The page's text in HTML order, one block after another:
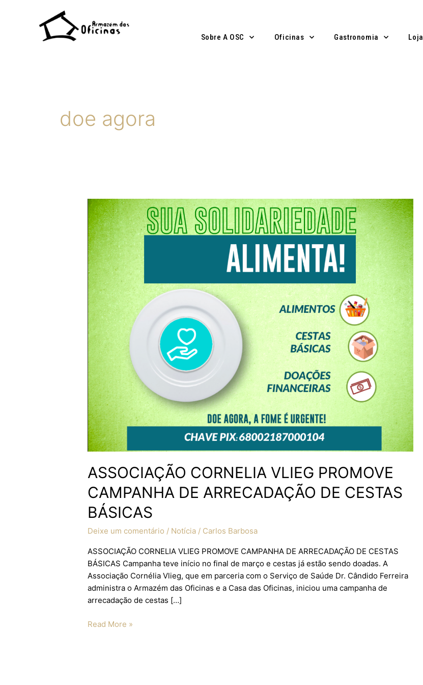
Sobre A OSC Oficinas Gastronomia Loja
doe agora
ASSOCIAÇÃO CORNELIA VLIEG PROMOVE
CAMPANHA DE ARRECADAÇÃO DE CESTAS
BÁSICAS
Deixe um comentário / Notícia / Carlos Barbosa
ASSOCIAÇÃO CORNELIA VLIEG PROMOVE CAMPANHA DE ARRECADAÇÃO DE CESTAS
BÁSICAS Campanha teve início no final de março e cestas já estão sendo doadas. A
Associação Cornélia Vlieg, que em parceria com o Serviço de Saúde Dr. Cândido Ferreira
administra o Armazém das Oficinas e a Casa das Oficinas, iniciou uma campanha de
arrecadação de cestas […]
ASSOCIAÇÃO
CORNELIA
VLIEG
PROMOVE
CAMPANHA
DE
ARRECADAÇÃO
DE
CESTAS
BÁSICAS
Read More »